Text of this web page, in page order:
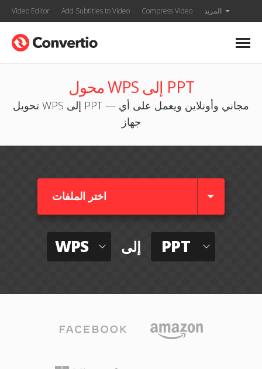
Video Editor Add Subtitles to Video Compress Video المزيد
محول WPS إلى PPT
تحويل WPS إلى PPT — مجاني وأونلاين ويعمل على أي
جهاز
اختر الملفات
WPS إلى PPT